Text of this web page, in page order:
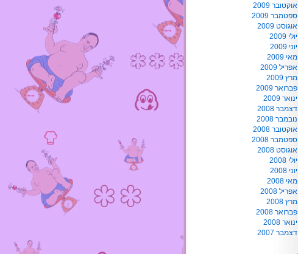
אוקטובר 2009
ספטמבר 2009
אוגוסט 2009
יולי 2009
יוני 2009
מאי 2009
אפריל 2009
מרץ 2009
פברואר 2009
ינואר 2009
דצמבר 2008
נובמבר 2008
אוקטובר 2008
ספטמבר 2008
אוגוסט 2008
יולי 2008
יוני 2008
מאי 2008
אפריל 2008
מרץ 2008
פברואר 2008
ינואר 2008
דצמבר 2007